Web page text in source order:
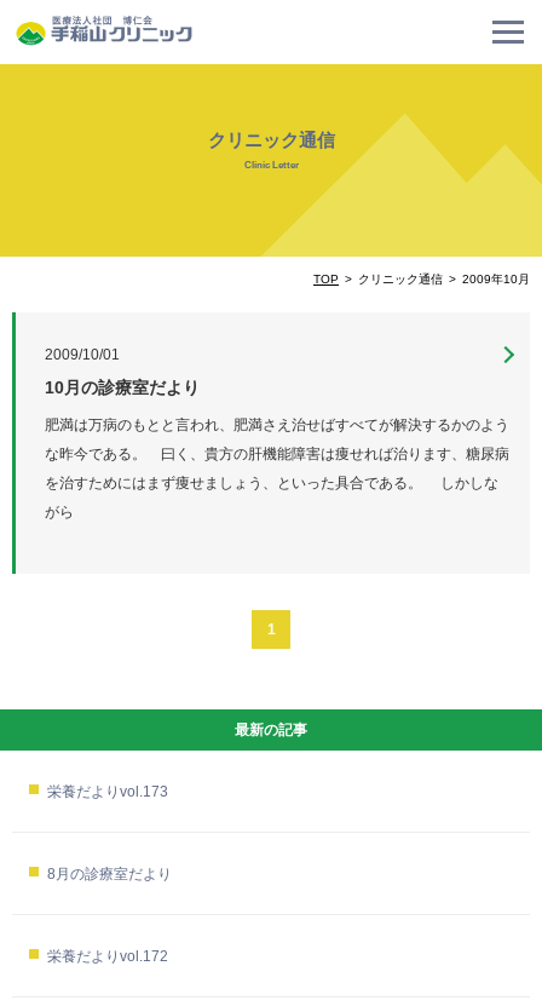
クリニック通信
Clinic Letter
TOP クリニック通信 2009年10月
2009/10/01
10月の診療室だより
肥満は万病のもとと言われ、肥満さえ治せばすべてが解決するかのよう
な昨今である。 曰く、貴方の肝機能障害は痩せれば治ります、糖尿病
を治すためにはまず痩せましょう、といった具合である。 しかしな
がら
1
最新の記事
栄養だよりvol.173
8月の診療室だより
栄養だよりvol.172